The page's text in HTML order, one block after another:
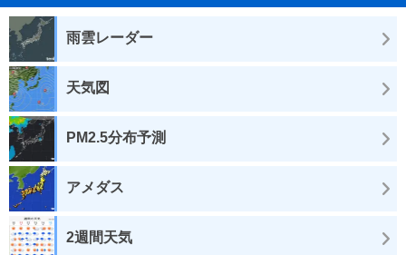
雨雲レーダー
天気図
PM2.5分布予測
アメダス
2週間天気